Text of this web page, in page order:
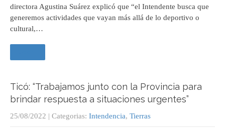
directora Agustina Suárez explicó que “el Intendente busca que
generemos actividades que vayan más allá de lo deportivo o
cultural,…
Ticó: “Trabajamos junto con la Provincia para
brindar respuesta a situaciones urgentes”
25/08/2022 | Categorias: Intendencia, Tierras